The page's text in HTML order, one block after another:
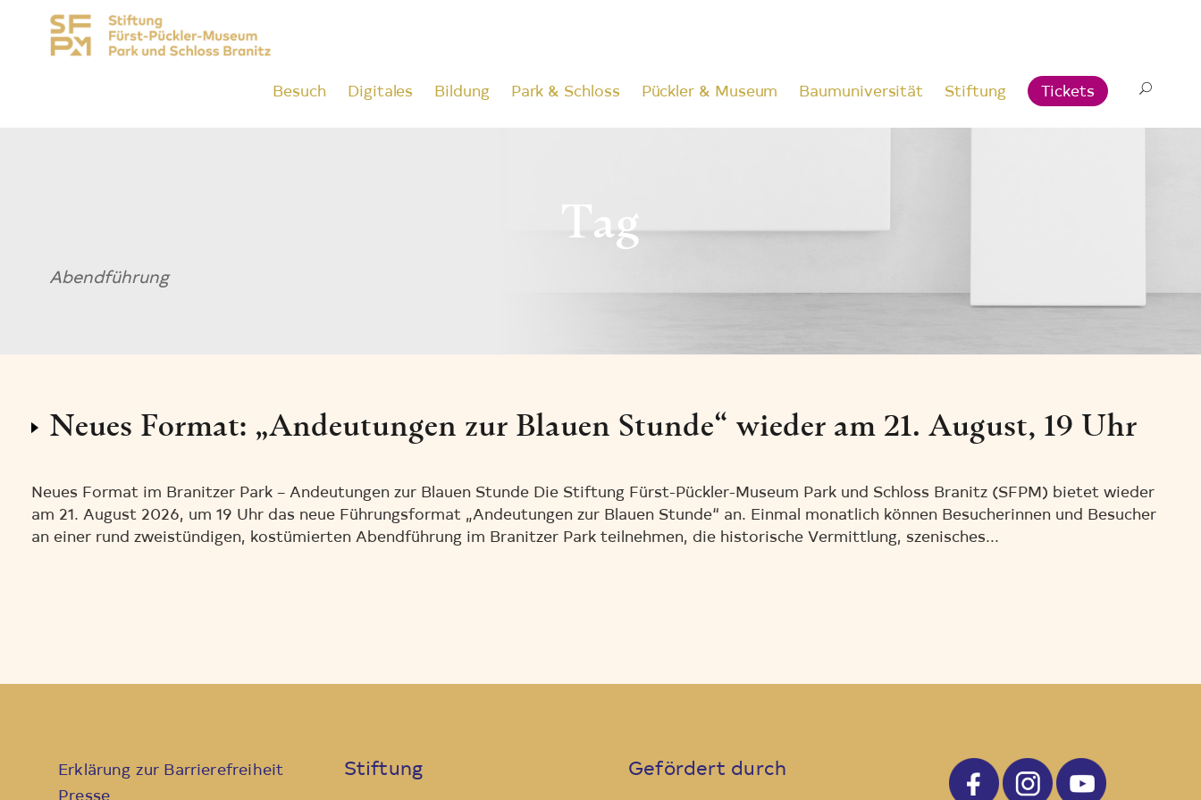
Besuch Digitales Bildung Park & Schloss Pückler & Museum Baumuniversität Stiftung Tickets
Tag
Abendführung
Neues Format: „Andeutungen zur Blauen Stunde“ wieder am 21. August, 19 Uhr
Neues Format im Branitzer Park – Andeutungen zur Blauen Stunde Die Stiftung Fürst-Pückler-Museum Park und Schloss Branitz (SFPM) bietet wieder
am 21. August 2026, um 19 Uhr das neue Führungsformat „Andeutungen zur Blauen Stunde“ an. Einmal monatlich können Besucherinnen und Besucher
an einer rund zweistündigen, kostümierten Abendführung im Branitzer Park teilnehmen, die historische Vermittlung, szenisches...
Erklärung zur Barrierefreiheit
Stiftung Gefördert durch